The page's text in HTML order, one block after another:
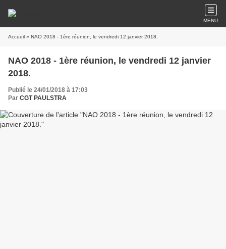
MENU
Accueil » NAO 2018 - 1ère réunion, le vendredi 12 janvier 2018.
NAO 2018 - 1ère réunion, le vendredi 12 janvier
2018.
Publié le 24/01/2018 à 17:03
Par CGT PAULSTRA